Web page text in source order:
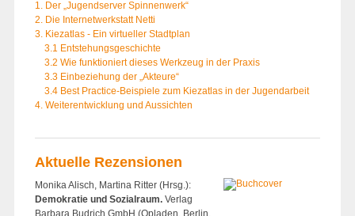
1. Der „Jugendserver Spinnenwerk“
2. Die Internetwerkstatt Netti
3. Kiezatlas - Ein virtueller Stadtplan
3.1 Entstehungsgeschichte
3.2 Wie funktioniert dieses Werkzeug in der Praxis
3.3 Einbeziehung der „Akteure“
3.4 Best Practice-Beispiele zum Kiezatlas in der Jugendarbeit
4. Weiterentwicklung und Aussichten
Aktuelle Rezensionen
Monika Alisch, Martina Ritter (Hrsg.):
Demokratie und Sozialraum. Verlag
Barbara Budrich GmbH (Opladen, Berlin,